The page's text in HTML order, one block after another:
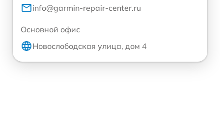
info@garmin-repair-center.ru
Основной офис
Новослободская улица, дом 4